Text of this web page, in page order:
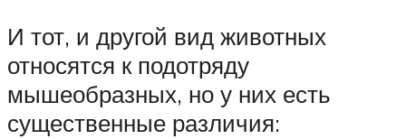
И тот, и другой вид животных
относятся к подотряду
мышеобразных, но у них есть
существенные различия: